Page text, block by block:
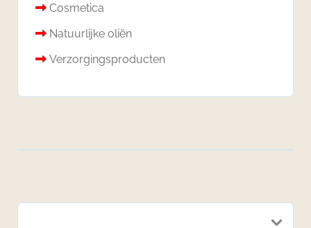
Cosmetica
Natuurlijke oliën
Verzorgingsproducten